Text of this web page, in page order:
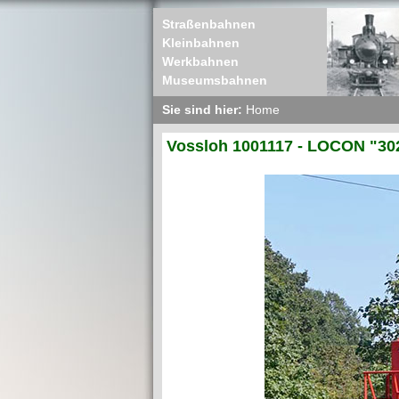
Straßenbahnen
Kleinbahnen
Werkbahnen
Museumsbahnen
Sie sind hier: Home
Vossloh 1001117 - LOCON